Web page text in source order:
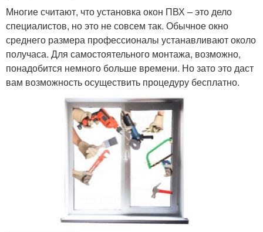
Многие считают, что установка окон ПВХ – это дело
специалистов, но это не совсем так. Обычное окно
среднего размера профессионалы устанавливают около
получаса. Для самостоятельного монтажа, возможно,
понадобится немного больше времени. Но зато это даст
вам возможность осуществить процедуру бесплатно.